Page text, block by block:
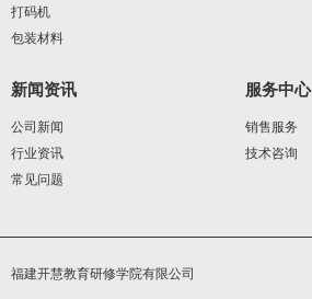
打码机
包装材料
新闻资讯
公司新闻
行业资讯
常见问题
服务中心
销售服务
技术咨询
福建开慧教育研修学院有限公司